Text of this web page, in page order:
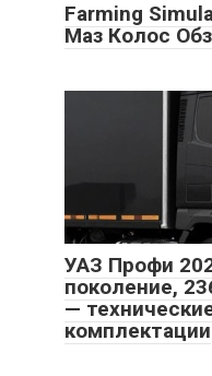
Farming
Маз Колос
УАЗ Профи
поколение,
—
комплектации